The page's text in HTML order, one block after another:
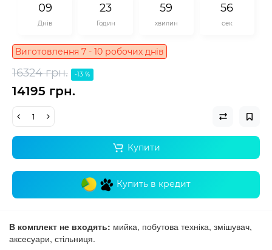
09
Днів
23
Годин
59
хвилин
55
сек
Виготовлення 7 - 10 робочих днів
16324 грн. -13 %
14195 грн.
Купити
Купить в кредит
В комплект не входять: мийка, побутова техніка, змішувач,
аксесуари, стільниця.